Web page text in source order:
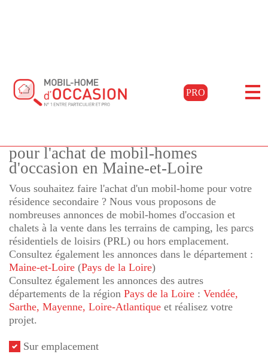
PRO
Filtrer les résultats
pour l'achat de mobil-homes
d'occasion en Maine-et-Loire
Vous souhaitez faire l'achat d'un mobil-home pour votre
résidence secondaire ? Nous vous proposons de
nombreuses annonces de mobil-homes d'occasion et
chalets à la vente dans les terrains de camping, les parcs
résidentiels de loisirs (PRL) ou hors emplacement.
Consultez également les annonces dans le département :
Maine-et-Loire (Pays de la Loire)
Consultez également les annonces des autres
départements de la région Pays de la Loire : Vendée,
Sarthe, Mayenne, Loire-Atlantique et réalisez votre
projet.
Sur emplacement